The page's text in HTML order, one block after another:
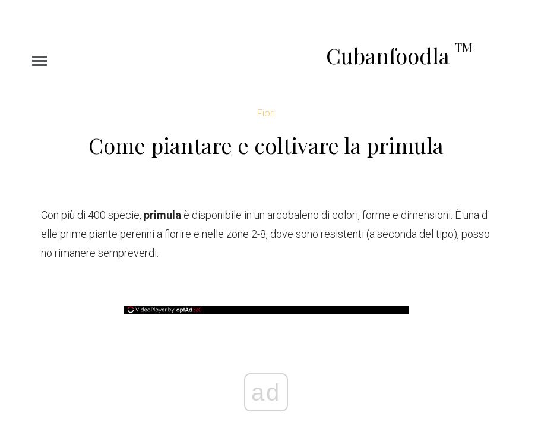
Cubanfoodla TM
Fiori
Come piantare e coltivare la primula
Con più di 400 specie, primula è disponibile in un arcobaleno di colori, forme e dimensioni. È una d
elle prime piante perenni a fiorire e nelle zone 2-8, dove sono resistenti (a seconda del tipo), posso
no rimanere sempreverdi.
ad